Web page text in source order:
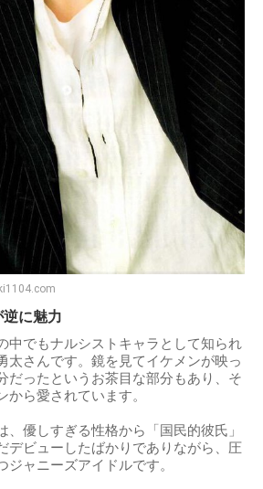
に魅力
中でもナルシストキャラとして知られ
太さんです。鏡を見てイケメンが映っ
だったというお茶目な部分もあり、そ
から愛されています。
、優しすぎる性格から「国民的彼氏」
デビューしたばかりでありながら、圧
ャニーズアイドルです。